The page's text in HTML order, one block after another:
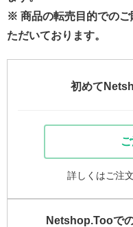
※ 商品の転売目的での
ただいております。
初めて
詳しくはご注
Netshop.Tooで